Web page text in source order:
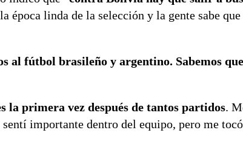
época linda de la selección y la gente sabe
al fútbol brasileño y argentino. Sabemos
la primera vez después de tantos partidos.
importante dentro del equipo, pero me